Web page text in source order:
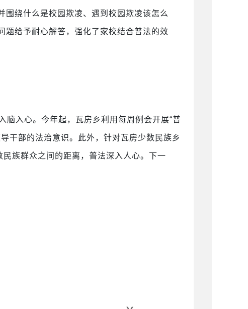
围绕什么是校园欺凌、遇到校园欺凌该怎么
题给予耐心解答，强化了家校结合普法的效
脑入心。今年起，瓦房乡利用每周例会开展“普
干部的法治意识。此外，针对瓦房少数民族乡
族群众之间的距离，普法深入人心。下一